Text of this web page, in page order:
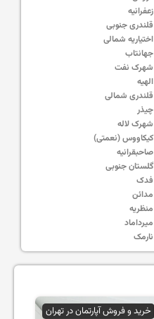
زعفرانیه
قلندری جنوبی
اختیاریه شمالی
جهانتاب
شهرک نفت
الهیه
قلندری شمالی
چیذر
شهرک لاله
کیکاووس (نعمتی)
صاحبقرانیه
گلستان جنوبی
فدک
مدائن
منظریه
میرداماد
نارمک
خرید و فروش آپارتمان در تهران